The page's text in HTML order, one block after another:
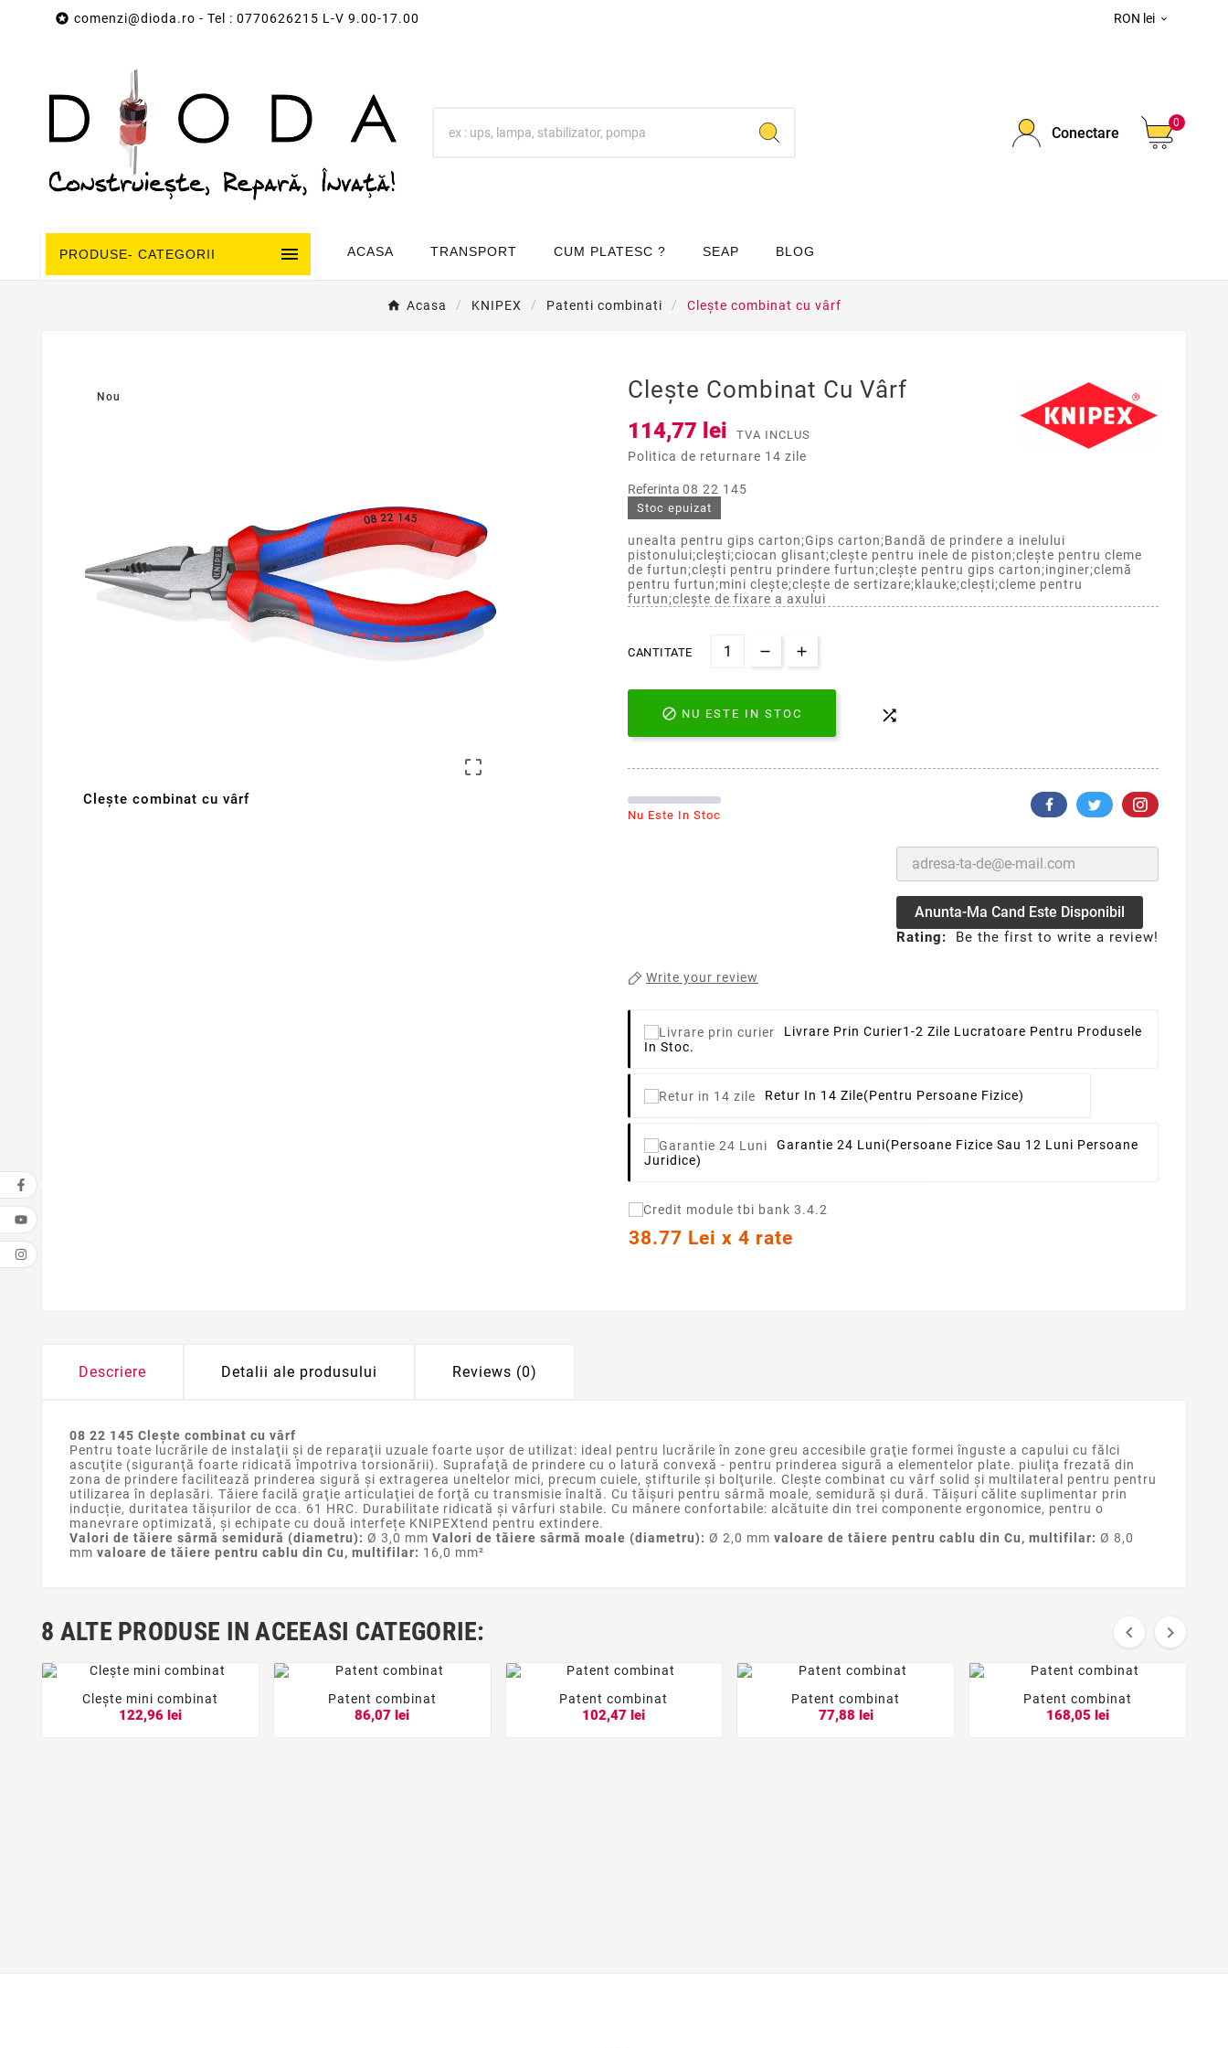
 comenzi@dioda.ro - Tel : 0770626215 L-V 9.00-17.00 RON lei 
Conectare
0
PRODUSE- CATEGORII  ACASA TRANSPORT CUM PLATESC ? SEAP BLOG
Acasa KNIPEX Patenti combinati Cleşte combinat cu vârf
Nou

Cleşte combinat cu vârf
Cleşte Combinat Cu Vârf
114,77 lei TVA INCLUS
Politica de returnare 14 zile
Referinta 08 22 145
Stoc epuizat
unealta pentru gips carton;Gips carton;Bandă de prindere a inelului
pistonului;clești;ciocan glisant;clește pentru inele de piston;clește pentru cleme
de furtun;clești pentru prindere furtun;clește pentru gips carton;inginer;clemă
pentru furtun;mini clește;clește de sertizare;klauke;clești;cleme pentru
furtun;clește de fixare a axului
CANTITATE
 NU ESTE IN STOC 
Nu Este In Stoc
Anunta-Ma Cand Este Disponibil
Rating: Be the first to write a review!
Write your review
Livrare Prin Curier1-2 Zile Lucratoare Pentru Produsele
In Stoc.
Retur In 14 Zile(pentru Persoane Fizice)
Garantie 24 Luni(persoane Fizice Sau 12 Luni Persoane
Juridice)
38.77 Lei x 4 rate
Descriere Detalii ale produsului Reviews (0)
08 22 145 Cleşte combinat cu vârf
Pentru toate lucrările de instalaţii şi de reparaţii uzuale foarte uşor de utilizat: ideal pentru lucrările în zone greu accesibile graţie formei înguste a capului cu fălci
ascuţite (siguranţă foarte ridicată împotriva torsionării). Suprafaţă de prindere cu o latură convexă - pentru prinderea sigură a elementelor plate. piuliţa frezată din
zona de prindere facilitează prinderea sigură şi extragerea uneltelor mici, precum cuiele, ştifturile şi bolţurile. Cleşte combinat cu vârf solid şi multilateral pentru pentru
utilizarea în deplasări. Tăiere facilă graţie articulaţiei de forţă cu transmisie înaltă. Cu tăișuri pentru sârmă moale, semidură și dură. Tăișuri călite suplimentar prin
inducție, duritatea tăișurilor de cca. 61 HRC. Durabilitate ridicată şi vârfuri stabile. Cu mânere confortabile: alcătuite din trei componente ergonomice, pentru o
manevrare optimizată, și echipate cu două interfețe KNIPEXtend pentru extindere.
Valori de tăiere sârmă semidură (diametru): Ø 3,0 mm Valori de tăiere sârmă moale (diametru): Ø 2,0 mm valoare de tăiere pentru cablu din Cu, multifilar: Ø 8,0
mm valoare de tăiere pentru cablu din Cu, multifilar: 16,0 mm²
8 ALTE PRODUSE IN ACEEASI CATEGORIE:  
 
Clește mini combinat
122,96 lei 
Patent combinat
86,07 lei 
Patent combinat
102,47 lei 
Patent combinat
77,88 lei 
Patent combinat
168,05 lei